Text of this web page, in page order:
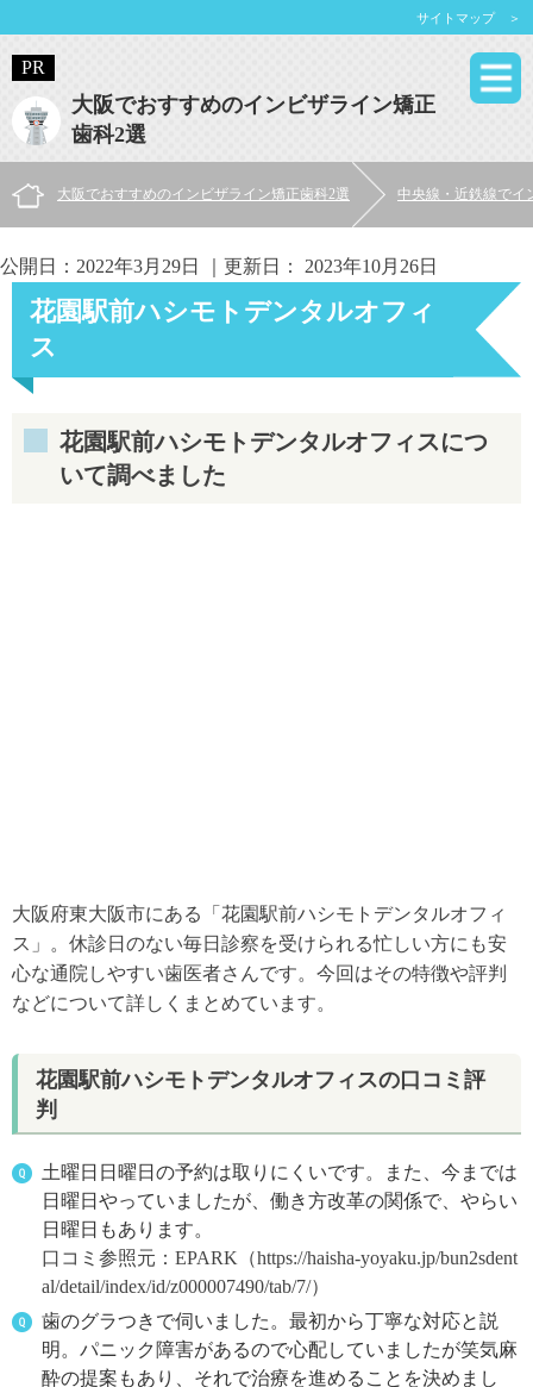
大阪でおすすめのインビザライン矯正
歯科2選
サイトマップ ＞
大阪でおすすめのインビザライン矯正歯科2選 中央線・近鉄線でイ
公開日： 2022年3月29日 ｜更新日： 2023年10月26日
花園駅前ハシモトデンタルオフィ
ス
花園駅前ハシモトデンタルオフィスにつ
いて調べました
大阪府東大阪市にある「花園駅前ハシモトデンタルオフィ
ス」。休診日のない毎日診察を受けられる忙しい方にも安
心な通院しやすい歯医者さんです。今回はその特徴や評判
などについて詳しくまとめています。
花園駅前ハシモトデンタルオフィスの口コミ評
判
土曜日日曜日の予約は取りにくいです。また、今までは
日曜日やっていましたが、働き方改革の関係で、やらい
日曜日もあります。
口コミ参照元：EPARK（https://haisha-yoyaku.jp/bun2sdent
al/detail/index/id/z000007490/tab/7/）
歯のグラつきで伺いました。最初から丁寧な対応と説
明。パニック障害があるので心配していましたが笑気麻
酔の提案もあり、それで治療を進めることを決めまし